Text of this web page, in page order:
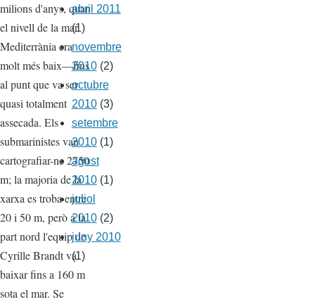
milions d'anys, quan
el nivell de la mar
Mediterrània era
molt més baix—fins
al punt que va ser
quasi totalment
assecada. Els
submarinistes van
cartografiar-ne 2750
m; la majoria de la
xarxa es troba entre
20 i 50 m, però a la
part nord l'equip de
Cyrille Brandt va
baixar fins a 160 m
sota el mar. Se
abril 2011
(1)
novembre
2010(2)
octubre
2010(3)
setembre
2010(1)
agost
2010(1)
juliol
2010(2)
juny 2010
(1)